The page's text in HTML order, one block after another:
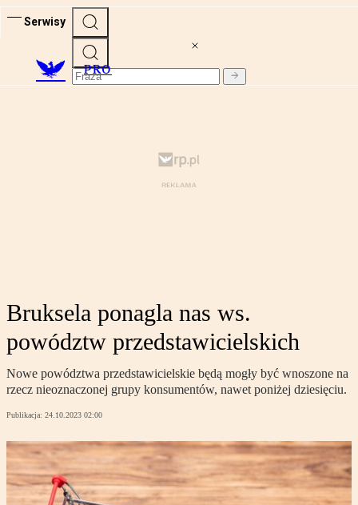
Serwisy
PRO
Bruksela ponagla nas ws.
powództw przedstawicielskich
Nowe powództwa przedstawicielskie będą mogły być wnoszone na
rzecz nieoznaczonej grupy konsumentów, nawet poniżej dziesięciu.
Publikacja: 24.10.2023 02:00